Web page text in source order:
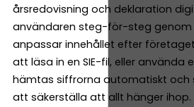
årsredovisning och deklaration
användaren steg-för-steg genom
anpassar innehållet efter
att läsa in en SIE-fil, eller använda
hämtas siffrorna automatiskt och
att säkerställa att allt hänger ihop.